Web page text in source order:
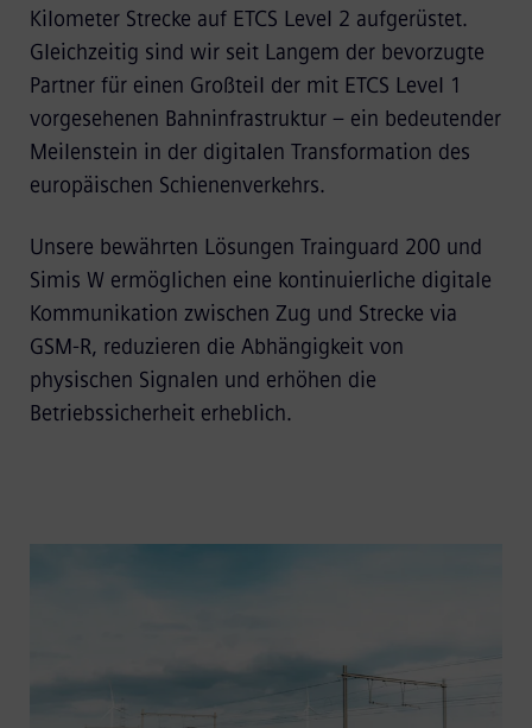
Kilometer Strecke auf ETCS Level 2 aufgerüstet.
Gleichzeitig sind wir seit Langem der bevorzugte
Partner für einen Großteil der mit ETCS Level 1
vorgesehenen Bahninfrastruktur – ein bedeutender
Meilenstein in der digitalen Transformation des
europäischen Schienenverkehrs.
Unsere bewährten Lösungen Trainguard 200 und
Simis W ermöglichen eine kontinuierliche digitale
Kommunikation zwischen Zug und Strecke via
GSM-R, reduzieren die Abhängigkeit von
physischen Signalen und erhöhen die
Betriebssicherheit erheblich.